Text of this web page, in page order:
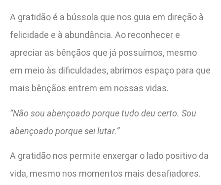
A gratidão é a bússola que nos guia em direção à
felicidade e à abundância. Ao reconhecer e
apreciar as bênçãos que já possuímos, mesmo
em meio às dificuldades, abrimos espaço para que
mais bênçãos entrem em nossas vidas.
“Não sou abençoado porque tudo deu certo. Sou
abençoado porque sei lutar.”
A gratidão nos permite enxergar o lado positivo da
vida, mesmo nos momentos mais desafiadores.